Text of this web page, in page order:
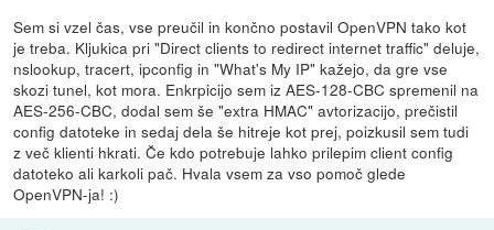
Sem si vzel čas, vse preučil in končno postavil OpenVPN tako kot
je treba. Kljukica pri "Direct clients to redirect internet traffic" deluje,
nslookup, tracert, ipconfig in "What's My IP" kažejo, da gre vse
skozi tunel, kot mora. Enkrpicijo sem iz AES-128-CBC spremenil na
AES-256-CBC, dodal sem še "extra HMAC" avtorizacijo, prečistil
config datoteke in sedaj dela še hitreje kot prej, poizkusil sem tudi
z več klienti hkrati. Če kdo potrebuje lahko prilepim client config
datoteko ali karkoli pač. Hvala vsem za vso pomoč glede
OpenVPN-ja! :)